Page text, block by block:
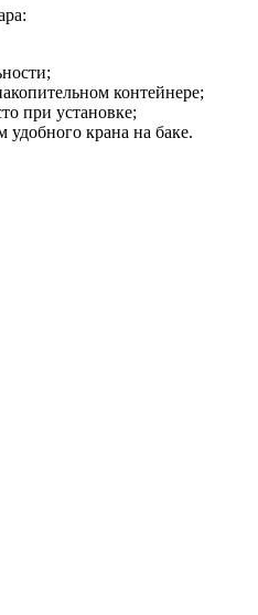
контейнере;
при установке;
удобного крана на баке.